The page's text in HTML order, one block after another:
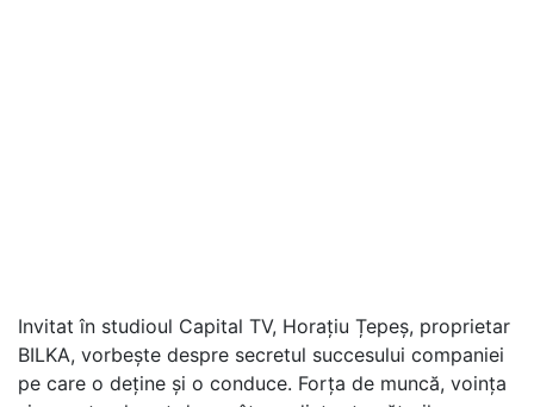
Invitat în studioul Capital TV, Horațiu Țepeș, proprietar
BILKA, vorbește despre secretul succesului companiei
pe care o deține și o conduce. Forța de muncă, voința